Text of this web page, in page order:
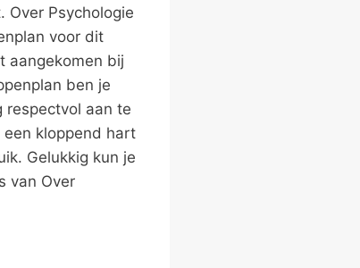
Over Psychologie
voor dit
aangekomen bij
ben je
respectvol aan te
kloppend hart
Gelukkig kun je
van Over